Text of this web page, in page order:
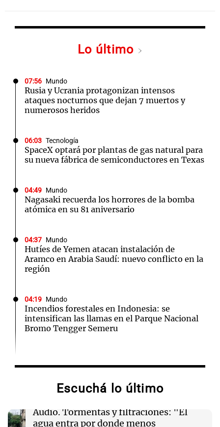
Lo último
07:56 Mundo
Rusia y Ucrania protagonizan intensos
ataques nocturnos que dejan 7 muertos y
numerosos heridos
06:03 Tecnología
SpaceX optará por plantas de gas natural para
su nueva fábrica de semiconductores en Texas
04:49 Mundo
Nagasaki recuerda los horrores de la bomba
atómica en su 81 aniversario
04:37 Mundo
Hutíes de Yemen atacan instalación de
Aramco en Arabia Saudí: nuevo conflicto en la
región
04:19 Mundo
Incendios forestales en Indonesia: se
intensifican las llamas en el Parque Nacional
Bromo Tengger Semeru
Chipre iniciará suministro de gas natural a
de Energía
02:13
Escuchá lo último
Audio. Tormentas y filtraciones: "El
agua entra por donde menos